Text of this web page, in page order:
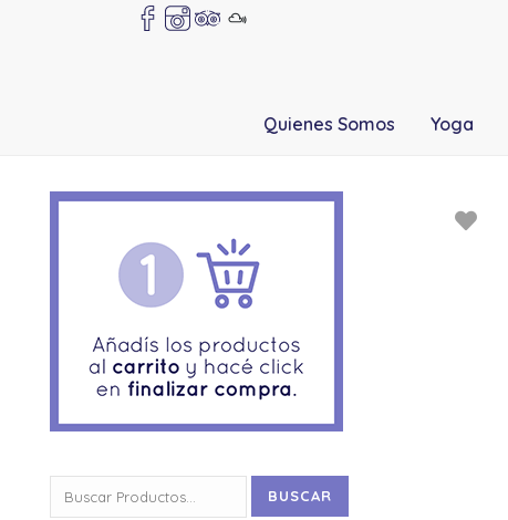
Quienes Somos Yoga
por:
BUSCAR